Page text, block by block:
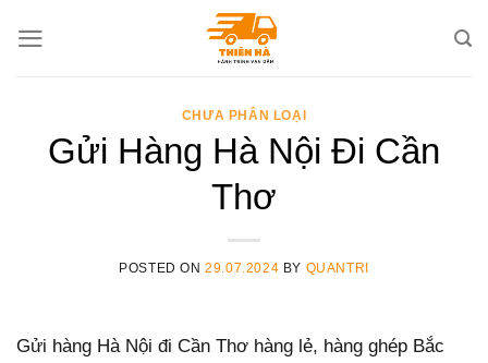
CHƯA PHÂN LOẠI
Gửi Hàng Hà Nội Đi Cần
Thơ
POSTED ON29.07.2024 BY QUANTRI
Gửi hàng Hà Nội đi Cần Thơ hàng lẻ, hàng ghép Bắc